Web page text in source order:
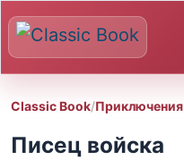
Classic Book/Приключения
Писец войска